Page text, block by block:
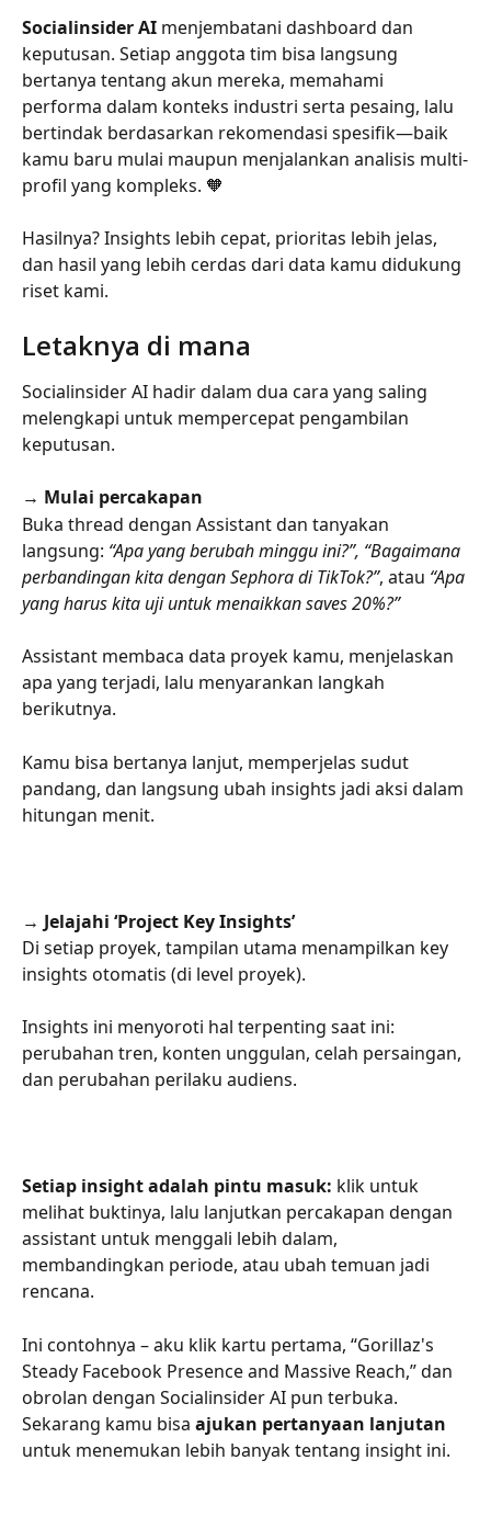
Socialinsider AI menjembatani dashboard dan
keputusan. Setiap anggota tim bisa langsung
bertanya tentang akun mereka, memahami
performa dalam konteks industri serta pesaing, lalu
bertindak berdasarkan rekomendasi spesifik—baik
kamu baru mulai maupun menjalankan analisis multi-
profil yang kompleks. 🧡
Hasilnya? Insights lebih cepat, prioritas lebih jelas,
dan hasil yang lebih cerdas dari data kamu didukung
riset kami.
Letaknya di mana
Socialinsider AI hadir dalam dua cara yang saling
melengkapi untuk mempercepat pengambilan
keputusan.
→ Mulai percakapan
Buka thread dengan Assistant dan tanyakan
langsung: “Apa yang berubah minggu ini?”, “Bagaimana
perbandingan kita dengan Sephora di TikTok?”, atau “Apa
yang harus kita uji untuk menaikkan saves 20%?”
Assistant membaca data proyek kamu, menjelaskan
apa yang terjadi, lalu menyarankan langkah
berikutnya.
Kamu bisa bertanya lanjut, memperjelas sudut
pandang, dan langsung ubah insights jadi aksi dalam
hitungan menit.
→ Jelajahi ‘Project Key Insights’
Di setiap proyek, tampilan utama menampilkan key
insights otomatis (di level proyek).
Insights ini menyoroti hal terpenting saat ini:
perubahan tren, konten unggulan, celah persaingan,
dan perubahan perilaku audiens.
Setiap insight adalah pintu masuk: klik untuk
melihat buktinya, lalu lanjutkan percakapan dengan
assistant untuk menggali lebih dalam,
membandingkan periode, atau ubah temuan jadi
rencana.
Ini contohnya – aku klik kartu pertama, “Gorillaz's
Steady Facebook Presence and Massive Reach,” dan
obrolan dengan Socialinsider AI pun terbuka.
Sekarang kamu bisa ajukan pertanyaan lanjutan
untuk menemukan lebih banyak tentang insight ini.